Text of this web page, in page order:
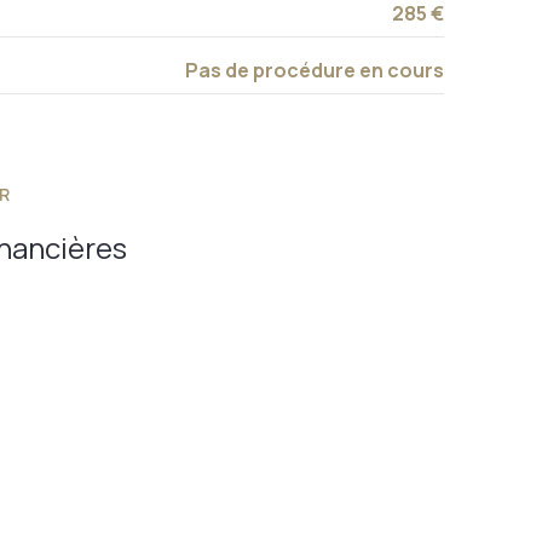
285 €
Pas de procédure en cours